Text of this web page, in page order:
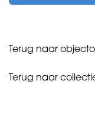
-
aantal
Terug naar
Terug naar